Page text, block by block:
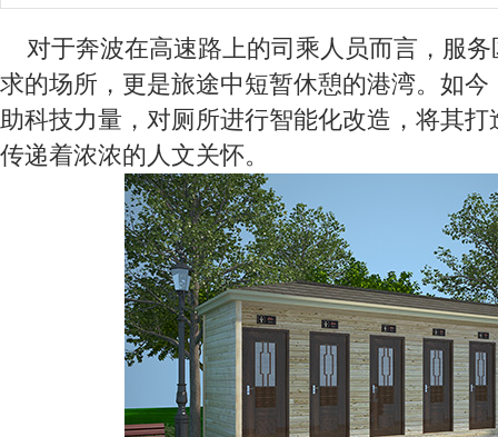
对于奔波在高速路上的司乘人员而言，服务
求的场所，更是旅途中短暂休憩的港湾。如
助科技力量，对厕所进行智能化改造，将其
传递着浓浓的人文关怀。